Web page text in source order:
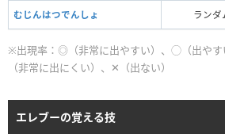
むじんはつでんしょ ランダ
※出現率：◎（非常に出やすい）、◯（出や
（非常に出にくい）、✕（出ない）
エレブーの覚える技